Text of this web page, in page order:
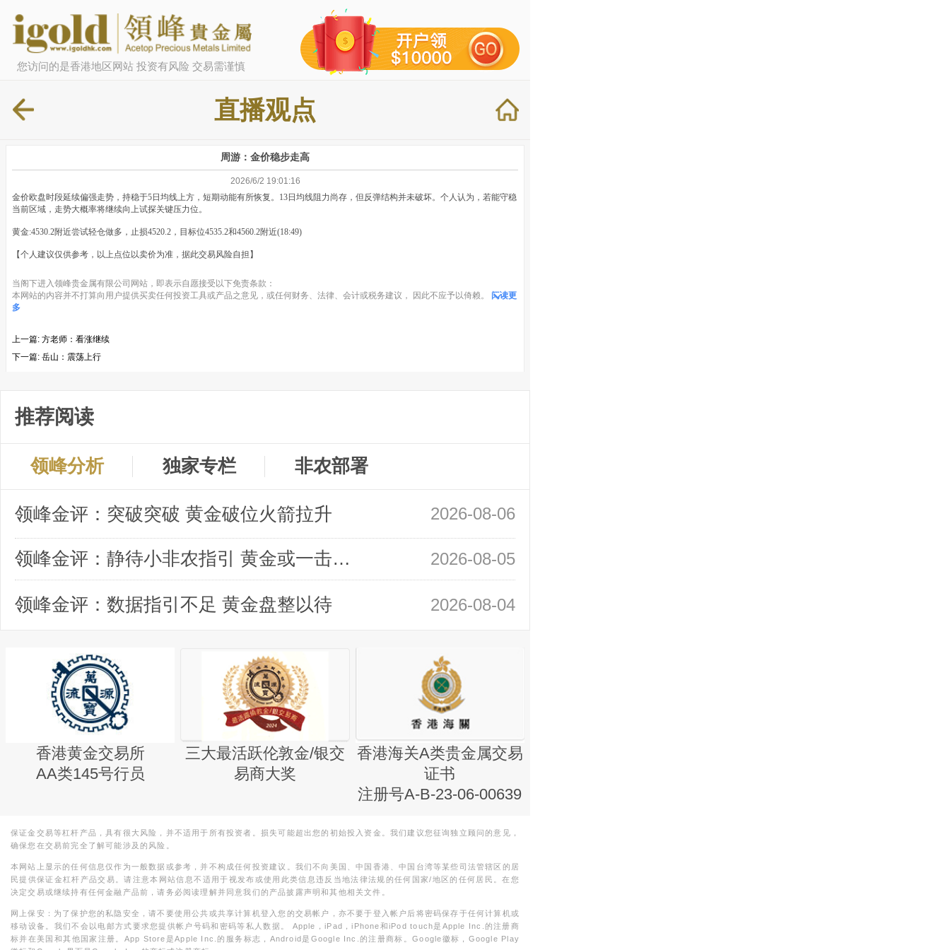
您访问的是香港地区网站 投资有风险 交易需谨慎
直播观点
周游：金价稳步走高
2026/6/2 19:01:16
金价欧盘时段延续偏强走势，持稳于5日均线上方，短期动能有所恢复。13日均线阻力尚存，但反弹结构并未破坏。个人认为，若能守稳
当前区域，走势大概率将继续向上试探关键压力位。
黄金:4530.2附近尝试轻仓做多，止损4520.2，目标位4535.2和4560.2附近(18:49)
【个人建议仅供参考，以上点位以卖价为准，据此交易风险自担】
当阁下进入领峰贵金属有限公司网站，即表示自愿接受以下免责条款：
本网站的内容并不打算向用户提供买卖任何投资工具或产品之意见，或任何财务、法律、会计或税务建议， 因此不应予以倚赖。
阅读更
多
上一篇: 方老师：看涨继续
下一篇: 岳山：震荡上行
推荐阅读
领峰分析 独家专栏 非农部署
领峰金评：突破突破 黄金破位火箭拉升 2026-08-06
领峰金评：静待小非农指引 黄金或一击破局 2026-08-05
领峰金评：数据指引不足 黄金盘整以待 2026-08-04
香港黄金交易所
AA类145号行员
三大最活跃伦敦金/银交
易商大奖
香港海关A类贵金属交易
证书
注册号A-B-23-06-00639
保证金交易等杠杆产品，具有很大风险，并不适用于所有投资者。损失可能超出您的初始投入资金。我们建议您征询独立顾问的意见，
确保您在交易前完全了解可能涉及的风险。
本网站上显示的任何信息仅作为一般数据或参考，并不构成任何投资建议。我们不向美国、中国香港、中国台湾等某些司法管辖区的居
民提供保证金杠杆产品交易。请注意本网站信息不适用于视发布或使用此类信息违反当地法律法规的任何国家/地区的任何居民。在您
决定交易或继续持有任何金融产品前，请务必阅读理解并同意我们的产品披露声明和其他相关文件。
网上保安：为了保护您的私隐安全，请不要使用公共或共享计算机登入您的交易帐户，亦不要于登入帐户后将密码保存于任何计算机或
移动设备。我们不会以电邮方式要求您提供帐户号码和密码等私人数据。 Apple，iPad，iPhone和iPod touch是Apple Inc.的注册商
标并在美国和其他国家注册。App Store是Apple Inc.的服务标志，Android是Google Inc.的注册商标。Google徽标，Google Play